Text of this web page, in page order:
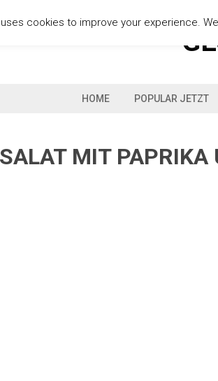
HOME POPULAR JETZT
MIT PAPRIKA
cookies to improve your experience.